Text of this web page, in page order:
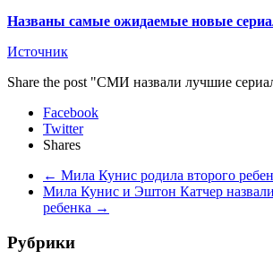
Названы самые ожидаемые новые
Источник
Share the post "СМИ назвали лучшие
Facebook
Twitter
Shares
← Мила Кунис родила второго
Мила Кунис и Эштон Катчер
ребенка →
Рубрики